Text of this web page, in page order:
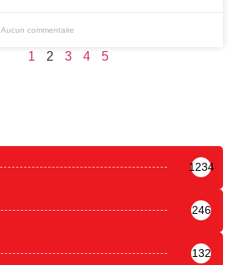
Aucun commentaire
1 2 3 4 5
1234
246
132